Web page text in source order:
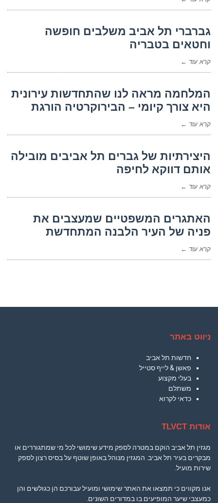
גברברי תל אביב משלבים חופשה
וחטאים בטבריה
קרא עוד ←
המלחמה מראה לנו שהתחדשות עירונית
היא צורך קיומי – הבירוקרטיה הורגת
קרא עוד ←
היצירתיות של גברים תל אביבים מובילה
אותם דווקא לחיפה
קרא עוד ←
האתגרים המשפטיים שמעצבים את
פניה של העיר הלבנה המתחדשת
קרא עוד ←
ניווט באתר
חדשות תל אביב
פאשן & לייף סטייל
בעלי מקצוע
משתלם
כדאי לקרוא
אודות TLVCT
מגזין תל אביב הוקם במטרה לספק מידע שימושי לכל מי שמתגוררים או
מבקרים בעיר תל אביב. המגזין מנוהל באופן שוטף על בסיס רצון לספק
שירות מועיל.
אנו מקווים כי תמצאו את האתר שימושי ומועיל עבורכם הן כגולשים והן
כמעצבי שיער המופיעים בו במדורים השונים.